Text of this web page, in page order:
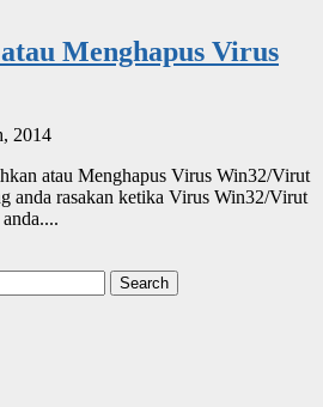
Menghapus Virus
2014
atau Menghapus Virus Win32/Virut
anda rasakan ketika Virus Win32/Virut